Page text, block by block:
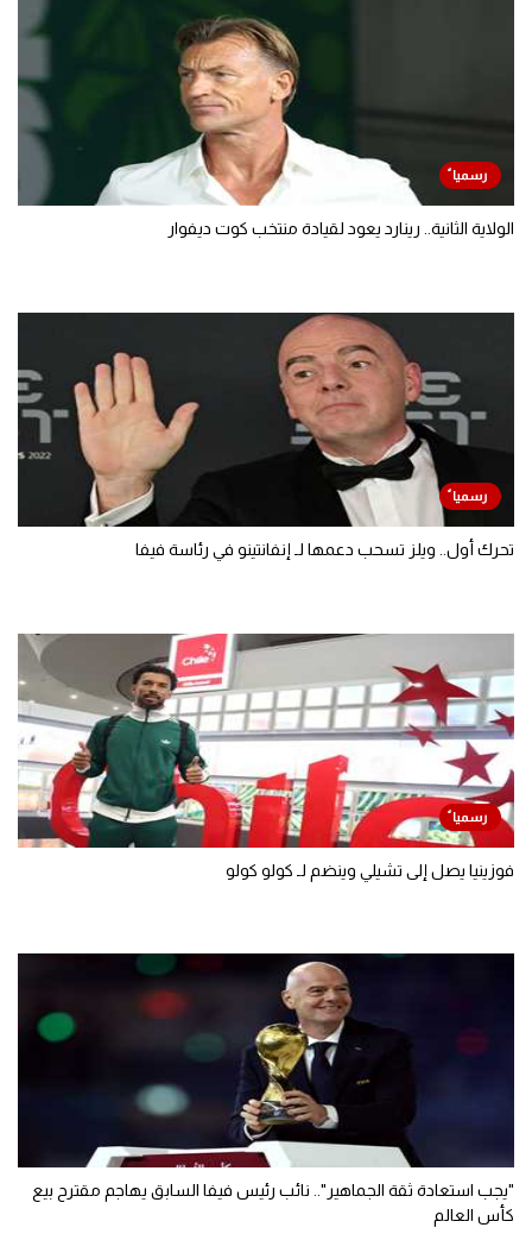
الولاية الثانية.. رينارد يعود لقيادة منتخب كوت ديفوار
تحرك أول.. ويلز تسحب دعمها لـ إنفانتينو في رئاسة فيفا
فوزينيا يصل إلى تشيلي وينضم لـ كولو كولو
"يجب استعادة ثقة الجماهير".. نائب رئيس فيفا السابق يهاجم مقترح بيع
كأس العالم